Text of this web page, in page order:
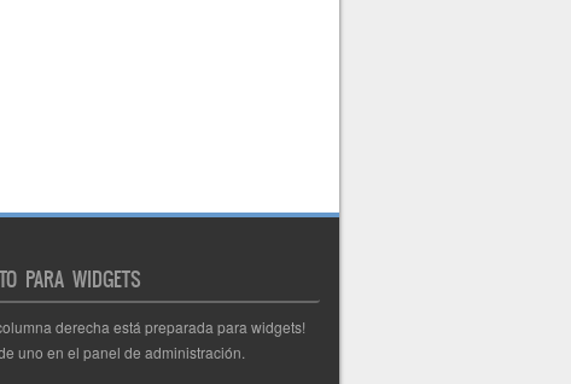
PARA WIDGETS
derecha está preparada para widgets!
uno en el panel de administración.